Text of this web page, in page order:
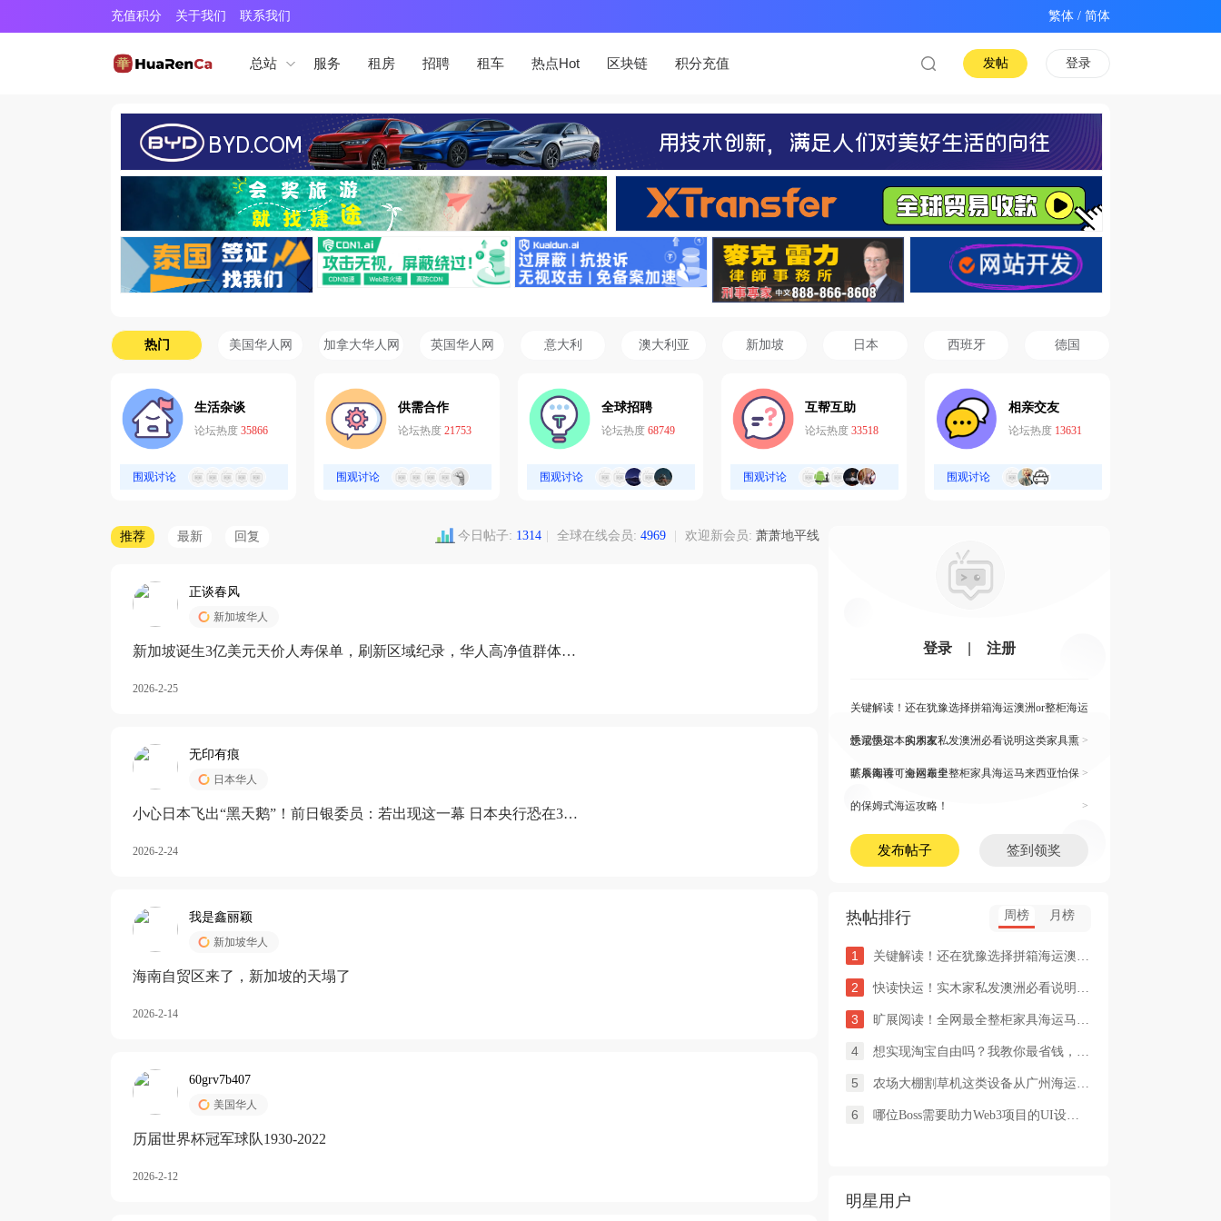
充值积分 关于我们 联系我们 /
总站 服务 租房 招聘 租车 热点Hot 区块链 积分充值 登录
发帖
热门 美国华人网 加拿大华人网 英国华人网 意大利 澳大利亚 新加坡 日本 西班牙 德国
生活杂谈
论坛热度 35866
围观讨论
供需合作
论坛热度 21753
围观讨论
全球招聘
论坛热度 68749
围观讨论
互帮互助
论坛热度 33518
围观讨论
相亲交友
论坛热度 13631
围观讨论
推荐 最新 回复 今日帖子: 1314 全球在线会员: 4969 欢迎新会员: 萧萧地平线
正谈春风
新加坡华人
新加坡诞生3亿美元天价人寿保单，刷新区域纪录，华人高净值群体成
2026-2-25
无印有痕
日本华人
小心日本飞出“黑天鹅”！前日银委员：若出现这一幕 日本央行恐在3月
2026-2-24
我是鑫丽颖
新加坡华人
海南自贸区来了，新加坡的天塌了
2026-2-14
60grv7b407
美国华人
历届世界杯冠军球队1930-2022
2026-2-12
登录 注册
关键解读！还在犹豫选择拼箱海运澳洲or整柜海运
悉尼墨尔本的朋友 >
快读快运！实木家私发澳洲必看说明这类家具熏
蒸杀毒再可海运布里 >
旷展阅读！全网最全整柜家具海运马来西亚怡保
的保姆式海运攻略！ >
发布帖子 签到领奖
热帖排行 周榜 月榜
1 关键解读！还在犹豫选择拼箱海运澳洲or整柜海运悉尼墨尔本的朋友
2 快读快运！实木家私发澳洲必看说明这类家具熏蒸杀毒再可海运布里
3 旷展阅读！全网最全整柜家具海运马来西亚怡保的保姆式海运攻略！
4 想实现淘宝自由吗？我教你最省钱，最方便的方法
5 农场大棚割草机这类设备从广州海运到澳洲堪培拉过海关需要提供什
6 哪位Boss需要助力Web3项目的UI设计，或qian
明星用户